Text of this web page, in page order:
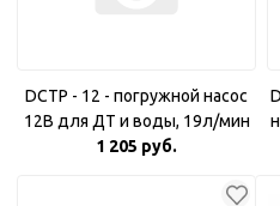
DCTP - 12 - погружной насос
12В для ДТ и воды, 19л/мин
1 205 руб.